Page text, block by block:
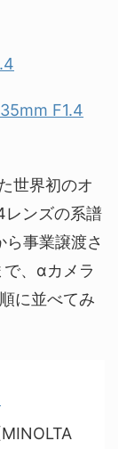
F1.4
世界初のオ
レンズの系譜
事業譲渡さ
、αカメラ
に並べてみ